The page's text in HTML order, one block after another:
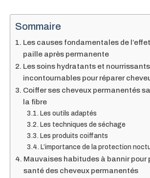
Sommaire
Les causes fondamentales de
paille après permanente
Les soins hydratants et nourrissants
incontournables pour réparer
Coiffer ses cheveux permanentés
la fibre
Les outils adaptés
Les techniques de séchage
Les produits coiffants
L’importance de la protection
Mauvaises habitudes à bannir pour
santé des cheveux permanentés